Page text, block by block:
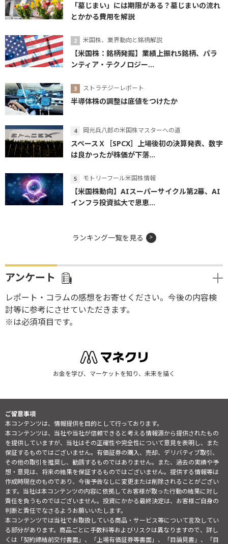
「墓じまい」には期限がある？墓じまいの流れ
とかかる費用を解説
米国株、業界動向と銘柄解説
【米国株：銘柄発掘】業績上振れ5銘柄、パラ
ンティア・テクノロジー...
ストラテジーレポート
半導体株の調整は底値をつけたか
岡元兵八郎の米国株マスターへの道
スペースＸ［SPCX］上場後初の決算発表、数字
は良かったが株価が下落...
モトリーフール米国株情報
【米国株動向】AIスーパーサイクル第2幕、AI
インフラ投資拡大で恩恵...
ランキング一覧を見る
アンケート
レポート・コラムの感想をお寄せください。今後の内容検
討等に参考にさせていただきます。
※は必須項目です。
お金を学び、マーケットを知り、未来を描く
ご留意事項
本コンテンツは、情報提供を目的として行っております。
本コンテンツは、当社や当社が信頼できると考える情報源から提供されたもの
を提供していますが、当社はその正確性や完全性について意見を表明し、また
保証するものではございません。有価証券の購入、売却、デリバティブ取引、
その他の取引を推奨し、勧誘するものではありません。また、過去の実績や予
想・意見は、将来の結果を保証するものではございません。提供する情報等は
作成時現在のものであり、今後予告なしに変更または削除されることがござい
ます。当社は本コンテンツの内容に依拠してお客様が取った行動の結果に対し
責任を負うものではございません。投資にかかる最終決定は、お客様ご自身の
判断と責任でなさるようお願いいたします。
本コンテンツでは当社でお取扱している商品・サービス等について言及してい
る部分があります。商品ごとに手数料等およびリスクは異なりますので、詳し
くは「契約締結前交付書面」、「上場有価証券等書面」、「目論見書」、「目